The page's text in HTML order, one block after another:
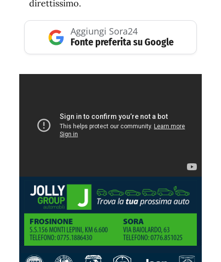
direttissimo.
Aggiungi Sora24
Fonte preferita su Google